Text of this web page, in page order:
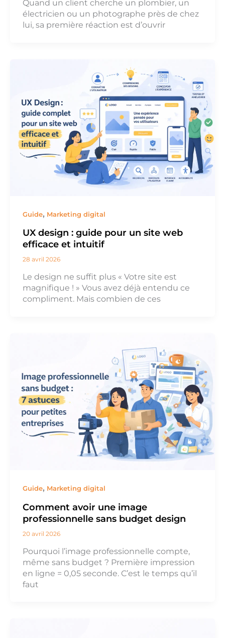
Quand un client cherche un plombier, un
électricien ou un photographe près de chez
lui, sa première réaction est d’ouvrir
Guide, Marketing digital
UX design : guide pour un site web
efficace et intuitif
28 avril 2026
Le design ne suffit plus « Votre site est
magnifique ! » Vous avez déjà entendu ce
compliment. Mais combien de ces
Guide, Marketing digital
Comment avoir une image
professionnelle sans budget design
20 avril 2026
Pourquoi l’image professionnelle compte,
même sans budget ? Première impression
en ligne = 0,05 seconde. C’est le temps qu’il
faut